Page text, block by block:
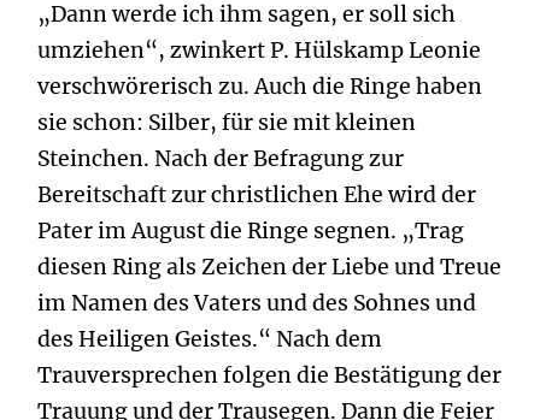
„Dann werde ich ihm sagen, er soll sich
umziehen“, zwinkert P. Hülskamp Leonie
verschwörerisch zu. Auch die Ringe haben
sie schon: Silber, für sie mit kleinen
Steinchen. Nach der Befragung zur
Bereitschaft zur christlichen Ehe wird der
Pater im August die Ringe segnen. „Trag
diesen Ring als Zeichen der Liebe und Treue
im Namen des Vaters und des Sohnes und
des Heiligen Geistes.“ Nach dem
Trauversprechen folgen die Bestätigung der
Trauung und der Trausegen. Dann die Feier